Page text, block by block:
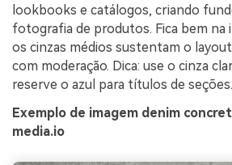
lookbooks e catálogos, criando
fotografia de produtos. Fica bem na
os cinzas médios sustentam o
com moderação. Dica: use o cinza
reserve o azul para títulos de seções.
Exemplo de imagem denim
media.io